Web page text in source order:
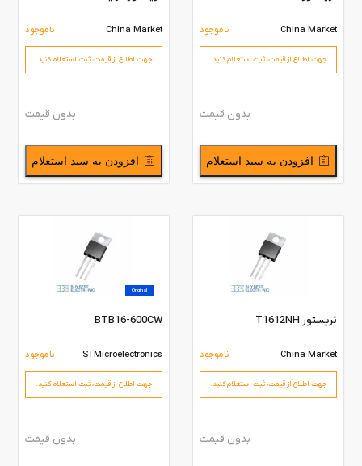
China Market ناموجود
جهت اطلاع از قیمت،‌ ثبت استعلام کنید.
بدون قیمت
افزودن به سبد استعلام
China Market ناموجود
جهت اطلاع از قیمت،‌ ثبت استعلام کنید.
بدون قیمت
افزودن به سبد استعلام
تریستور T1612NH
China Market ناموجود
جهت اطلاع از قیمت،‌ ثبت استعلام کنید.
بدون قیمت
Original
BTB16-600CW
STMicroelectronics ناموجود
جهت اطلاع از قیمت،‌ ثبت استعلام کنید.
بدون قیمت